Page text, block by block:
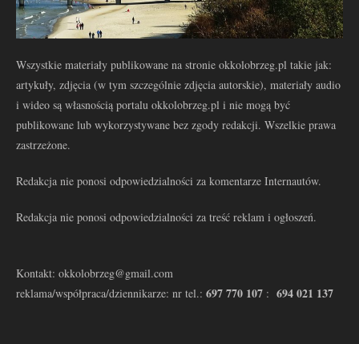
Wszystkie materiały publikowane na stronie okkolobrzeg.pl takie jak:
artykuły, zdjęcia (w tym szczególnie zdjęcia autorskie), materiały audio
i wideo są własnością portalu okkolobrzeg.pl i nie mogą być
publikowane lub wykorzystywane bez zgody redakcji. Wszelkie prawa
zastrzeżone.
Redakcja nie ponosi odpowiedzialności za komentarze Internautów.
Redakcja nie ponosi odpowiedzialności za treść reklam i ogłoszeń.
Kontakt: okkolobrzeg@gmail.com
reklama/współpraca/dziennikarze: nr tel.: 697 770 107 : 694 021 137